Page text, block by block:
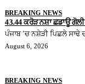
BREAKING NEWS
43.44 ਕਰੋੜ ਨਸ਼ਾ ਛਡਾਊ
ਪੰਜਾਬ ’ਚ ਨਸ਼ੇੜੀ ਪਿਛਲੇ ਸਾਢੇ
August 6, 2026
BREAKING NEWS